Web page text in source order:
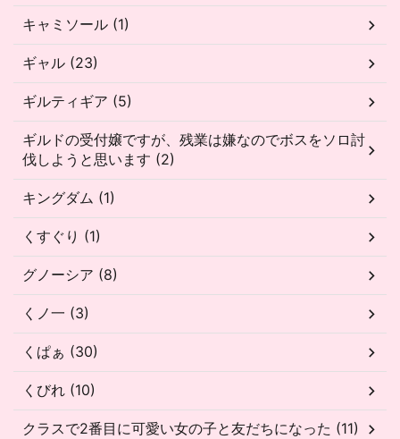
キャミソール (1)
ギャル (23)
ギルティギア (5)
ギルドの受付嬢ですが、残業は嫌なのでボスをソロ討
伐しようと思います (2)
キングダム (1)
くすぐり (1)
グノーシア (8)
くノ一 (3)
くぱぁ (30)
くびれ (10)
クラスで2番目に可愛い女の子と友だちになった (11)